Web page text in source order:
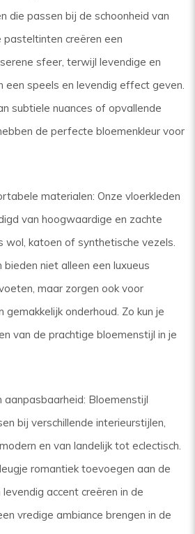
die passen bij de schoonheid van
pasteltinten creëren een
sfeer, terwijl levendige en
een speels en levendig effect geven.
subtiele nuances of opvallende
de perfecte bloemenkleur voor
materialen: Onze vloerkleden
van hoogwaardige en zachte
wol, katoen of synthetische vezels.
niet alleen een luxueus
maar zorgen ook voor
gemakkelijk onderhoud. Zo kun je
van de prachtige bloemenstijl in je
aanpasbaarheid: Bloemenstijl
bij verschillende interieurstijlen,
en van landelijk tot eclectisch.
romantiek toevoegen aan de
accent creëren in de
vredige ambiance brengen in de